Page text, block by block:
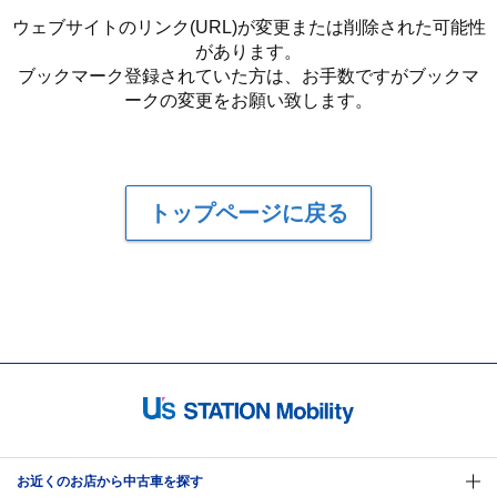
ウェブサイトのリンク(URL)が変更または削除された可能性
があります。
ブックマーク登録されていた方は、お手数ですがブックマ
ークの変更をお願い致します。
トップページに戻る
お近くのお店から中古車を探す